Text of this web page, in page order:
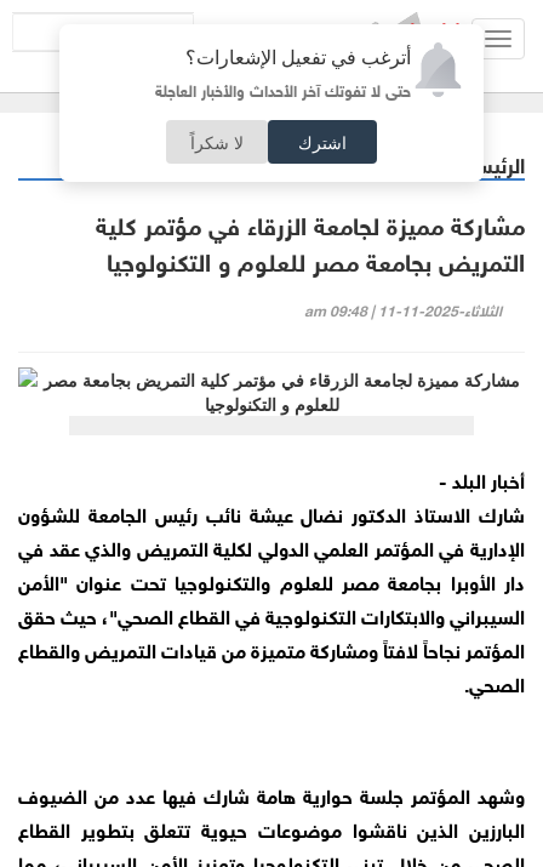
أترغب في تفعيل الإشعارات؟
حتى لا تفوتك آخر الأحداث والأخبار العاجلة
اشترك لا شكراً
الرئيسية
مشاركة مميزة لجامعة الزرقاء في مؤتمر كلية
التمريض بجامعة مصر للعلوم و التكنولوجيا
الثلاثاء-2025-11-11 | 09:48 am
أخبار البلد -
شارك الاستاذ الدكتور نضال عيشة نائب رئيس الجامعة للشؤون
الإدارية في المؤتمر العلمي الدولي لكلية التمريض والذي عقد في
دار الأوبرا بجامعة مصر للعلوم والتكنولوجيا تحت عنوان "الأمن
السيبراني والابتكارات التكنولوجية في القطاع الصحي"، حيث حقق
المؤتمر نجاحاً لافتاً ومشاركة متميزة من قيادات التمريض والقطاع
الصحي.
وشهد المؤتمر جلسة حوارية هامة شارك فيها عدد من الضيوف
البارزين الذين ناقشوا موضوعات حيوية تتعلق بتطوير القطاع